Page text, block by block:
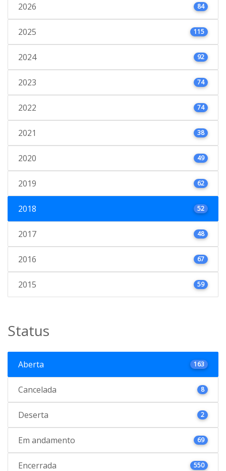
2026 84
2025 115
2024 92
2023 74
2022 74
2021 38
2020 49
2019 62
2018 52
2017 48
2016 67
2015 59
Status
Aberta 163
Cancelada 8
Deserta 2
Em andamento 69
Encerrada 550